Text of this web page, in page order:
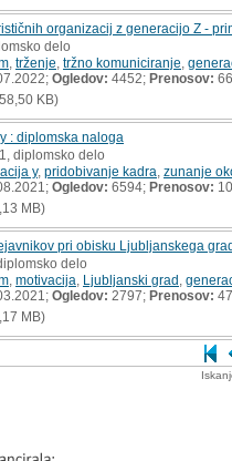
organizacij z generacijo Z -
delo
trženje tržno komuniciranje
Ogledov: 4452; Prenosov: 66
KB)
: diplomska naloga
diplomsko delo
y, pridobivanje kadra zunanje
Ogledov: 6594; Prenosov:
MB)
pri obisku Ljubljanskega
delo
motivacija Ljubljanski grad
Ogledov: 2797; Prenosov: 47
MB)